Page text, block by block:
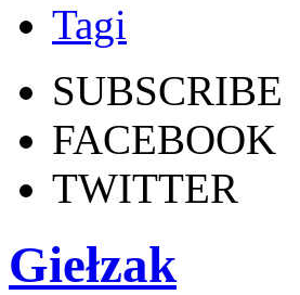
Tagi
SUBSCRIBE
FACEBOOK
TWITTER
Giełzak